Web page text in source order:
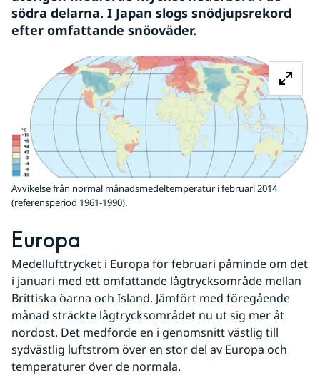
södra delarna. I Japan slogs snödjupsrekord
efter omfattande snöoväder.
Avvikelse från normal månadsmedeltemperatur i februari 2014
(referensperiod 1961-1990).
Europa
Medellufttrycket i Europa för februari påminde om det
i januari med ett omfattande lågtrycksområde mellan
Brittiska öarna och Island. Jämfört med föregående
månad sträckte lågtrycksområdet nu ut sig mer åt
nordost. Det medförde en i genomsnitt västlig till
sydvästlig luftström över en stor del av Europa och
temperaturer över de normala.